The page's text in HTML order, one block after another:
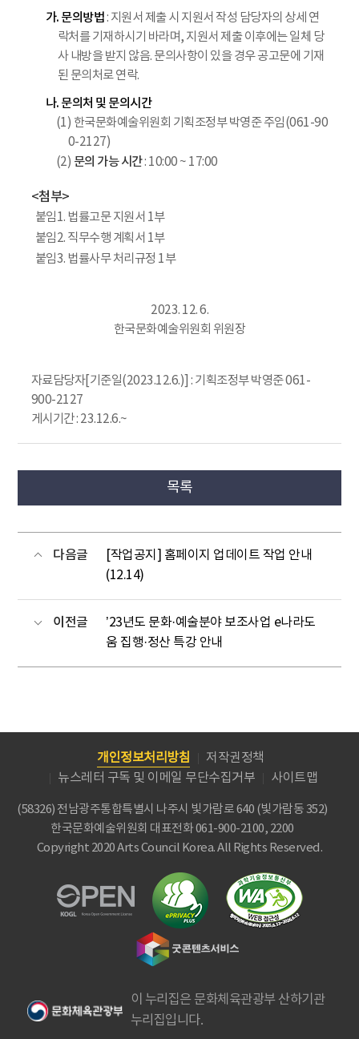
가. 문의방법: 지원서 제출 시 지원서 작성 담당자의 상세 연
락처를 기재하시기 바라며, 지원서 제출 이후에는 일체 당
사 내방을 받지 않음. 문의사항이 있을 경우 공고문에 기재
된 문의처로 연락.
나. 문의처 및 문의시간
(1) 한국문화예술위원회 기획조정부 박영준 주임(061-90
0-2127)
(2) 문의 가능 시간: 10:00 ~ 17:00
<첨부>
붙임1. 법률고문 지원서 1부
붙임2. 직무수행 계획서 1부
붙임3. 법률사무 처리규정 1부
2023. 12. 6.
한국문화예술위원회 위원장
자료담당자[기준일(2023.12.6.)] : 기획조정부 박영준 061-
900-2127
게시기간 : 23.12.6.~
목록
다음글
[작업공지] 홈페이지 업데이트 작업 안내
(12.14)
이전글
’23년도 문화·예술분야 보조사업 e나라도
움 집행·정산 특강 안내
개인정보처리방침
저작권정책
뉴스레터 구독 및 이메일 무단수집거부
사이트맵
(58326) 전남광주통합특별시 나주시 빛가람로 640 (빛가람동 352)
한국문화예술위원회 대표전화 061-900-2100, 2200
Copyright 2020 Arts Council Korea. All Rights Reserved.
이 누리집은 문화체육관광부 산하기관
누리집입니다.